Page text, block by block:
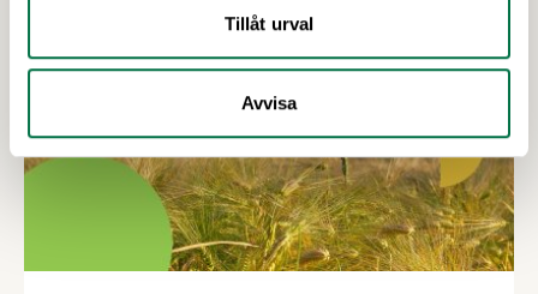
Tillåt urval
Avvisa